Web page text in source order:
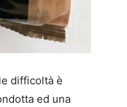
difficoltà è
ed una